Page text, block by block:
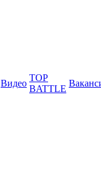
Видео
TOP
BATTLE